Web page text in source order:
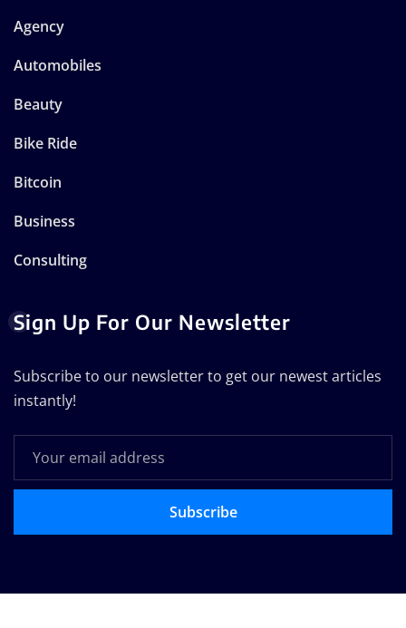
Agency
Automobiles
Beauty
Bike Ride
Bitcoin
Business
Consulting
Sign Up For Our Newsletter
Subscribe to our newsletter to get our newest articles
instantly!
Subscribe